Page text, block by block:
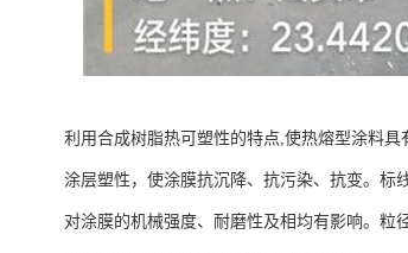
利用合成树脂热可塑性的特点,使热熔型涂料
涂层塑性，使涂膜抗沉降、抗污染、抗变。标
对涂膜的机械强度、耐磨性及相均有影响。粒